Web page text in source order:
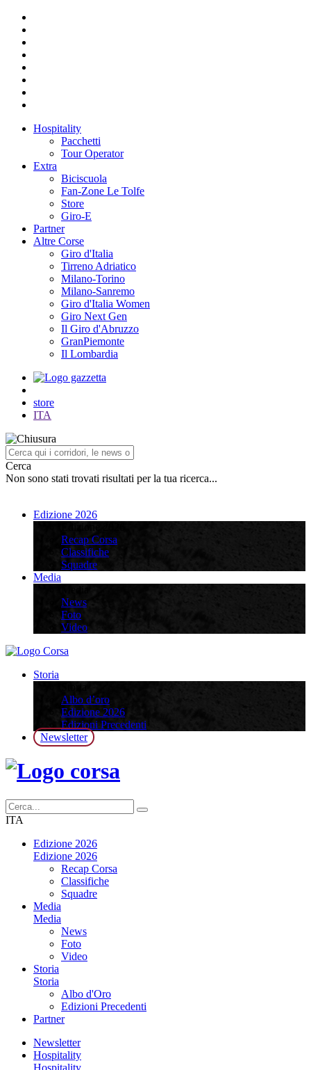
Hospitality
Pacchetti
Tour Operator
Extra
Biciscuola
Fan-Zone Le Tolfe
Store
Giro-E
Partner
Altre Corse
Giro d'Italia
Tirreno Adriatico
Milano-Torino
Milano-Sanremo
Giro d'Italia Women
Giro Next Gen
Il Giro d'Abruzzo
GranPiemonte
Il Lombardia
store
ITA
Cerca
Non sono stati trovati risultati per la tua ricerca...
Edizione 2026
Recap Corsa
Classifiche
Squadre
Media
News
Foto
Video
Storia
Albo d’oro
Edizione 2026
Edizioni Precedenti
Newsletter
ITA
Edizione 2026
Edizione 2026
Recap Corsa
Classifiche
Squadre
Media
Media
News
Foto
Video
Storia
Storia
Albo d'Oro
Edizioni Precedenti
Partner
Newsletter
Hospitality
Hospitality